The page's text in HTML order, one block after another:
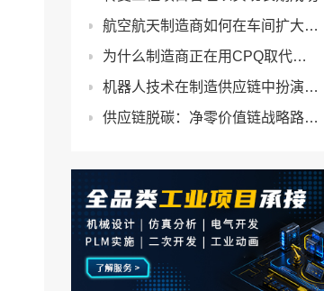
航空航天制造商如何在车间扩大AR规模化
为什么制造商正在用CPQ取代手动报价
机器人技术在制造供应链中扮演什么角色？
供应链脱碳：净零价值链战略路线图